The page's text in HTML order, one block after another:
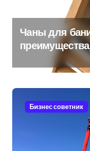
Чаны для
особенности
Бизнес советник